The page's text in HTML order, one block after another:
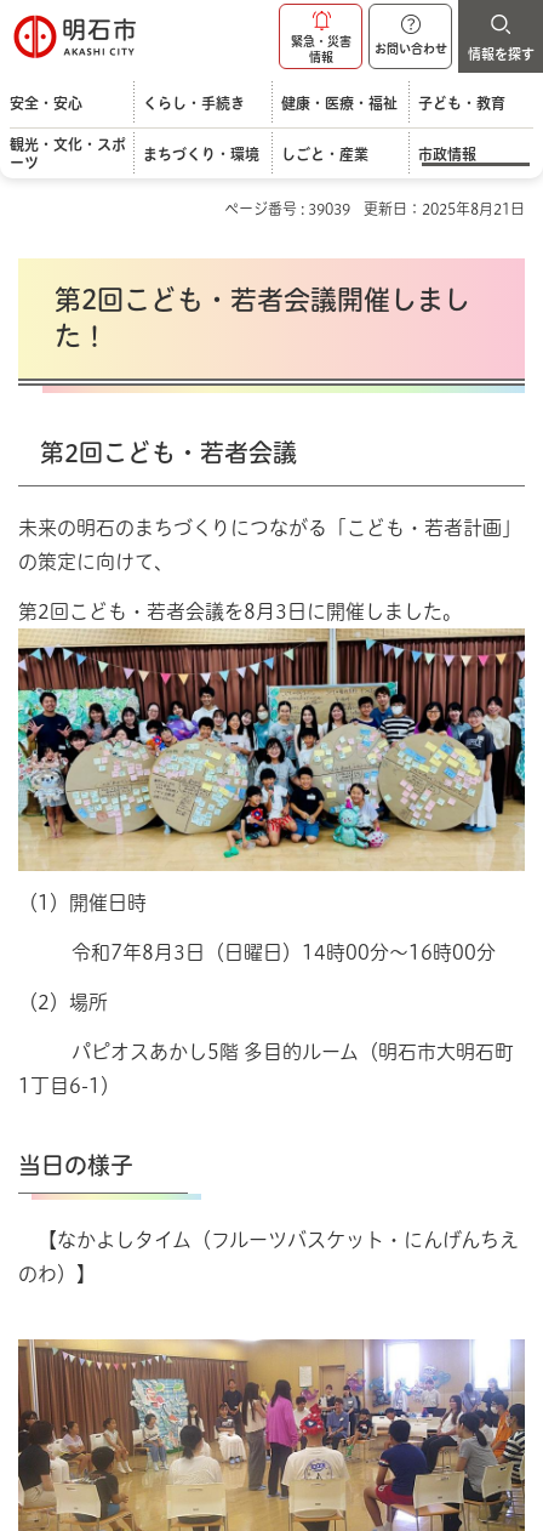
明石市
緊急・災害
情報
お問い合わせ 情報を探す
安全・安心 くらし・手続き 健康・医療・福祉 子ども・教育
観光・文化・スポ
ーツ
まちづくり・環境 しごと・産業 市政情報
ページ番号 : 39039 更新日：2025年8月21日
第2回こども・若者会議開催しまし
た！
第2回こども・若者会議
未来の明石のまちづくりにつながる「こども・若者計画」
の策定に向けて、
第2回こども・若者会議を8月3日に開催しました。
（1）開催日時
令和7年8月3日（日曜日）14時00分～16時00分
（2）場所
パピオスあかし5階 多目的ルーム（明石市大明石町
1丁目6-1）
当日の様子
【なかよしタイム（フルーツバスケット・にんげんちえ
のわ）】